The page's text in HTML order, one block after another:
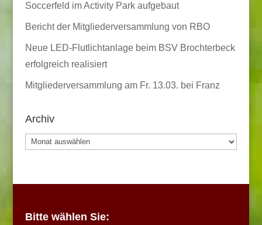
Soccerfeld im Activity Park aufgebaut
Bericht der Mitgliederversammlung von RBO
Neue LED-Flutlichtanlage beim BSV Brochterbeck
erfolgreich realisiert
Mitgliederversammlung am Fr. 13.03. bei Franz
Archiv
Archiv
Bitte wählen Sie: